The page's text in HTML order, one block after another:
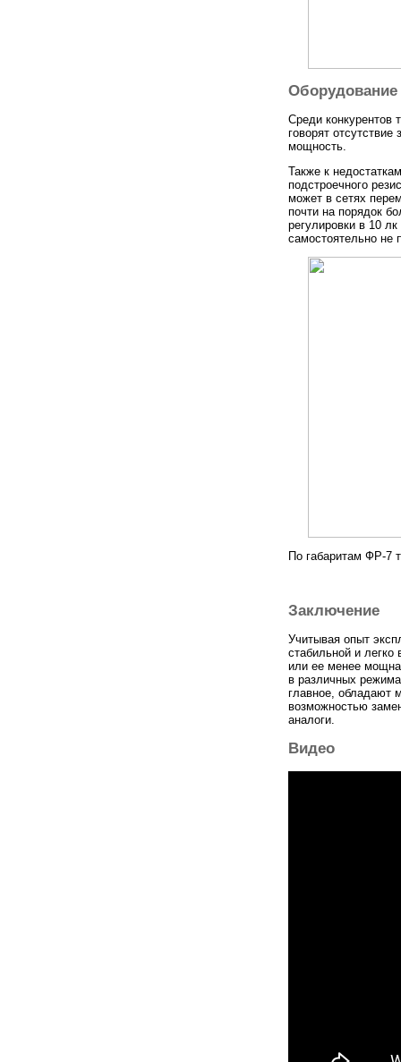
Среди конкурентов
говорят
мощность.
Также к
подстроечного
может в сетях
почти на порядок
регулировки в 10
самостоятельно не
По габаритам ФР-7
Заключение
Учитывая опыт
стабильной и
или ее менее
в различных
главное, обладают
возможностью
аналоги.
Видео